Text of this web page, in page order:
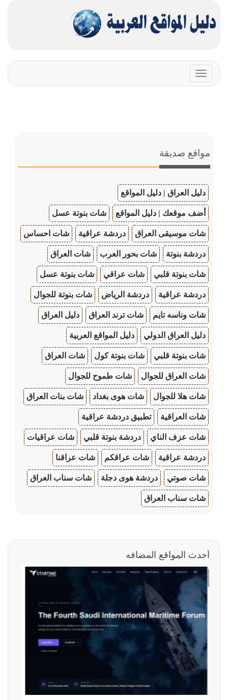
Toggle
navigation
مواقع صديقة
دليل العراق | دليل المواقع
أضف موقعك | دليل المواقع شات بنوتة عسل
شات موسيقى العراق دردشة عراقية شات احساس
دردشة بنوتة شات بحور العرب شات العراق
شات بنوتة قلبي شات عراقي شات بنوتة عسل
دردشة عراقية دردشة الرياض شات بنوتة للجوال
شات وناسه تايم شات ترند العراق دليل العراق
دليل العراق الدولي دليل المواقع العربية
شات بنوتة قلبي شات بنوتة كول شات العراق
شات العراق للجوال شات طموح للجوال
شات هلا للجوال شات هوى بغداد شات بنات العراق
شات العراقية تطبيق دردشة عراقية
شات عزف الناي دردشة بنوتة قلبي شات عراقيات
دردشة عراقية شات عراقكم شات عراقنا
شات صوتي دردشة هوى دجلة شات سناب العراق
شات سناب العراق
أحدث المواقع المضافه